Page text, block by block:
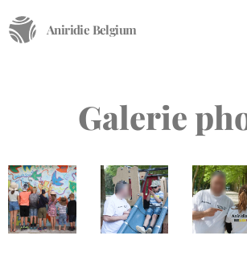
Aniridie Belgium
Galerie